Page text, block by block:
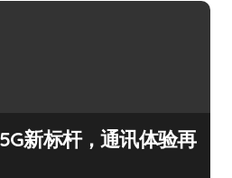
新标杆，通讯体验再